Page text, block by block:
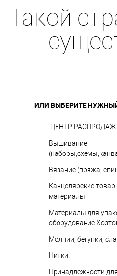
Такой
ИЛИ ВЫБЕРИТЕ
.ЦЕНТР РАСПРОДАЖ
Вышивание
Вязание (пряжа,
Канцелярские
материалы
Материалы для
Молнии, бегунки,
Нитки
Принадлежности